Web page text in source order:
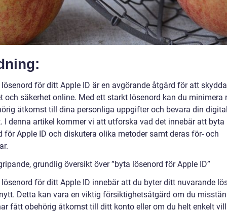
för ditt Apple ID är en avgörande åtgärd för att
och säkerhet online. Med ett starkt lösenord kan du minimera
åtkomst till dina personliga uppgifter och bevara din
I denna artikel kommer vi att utforska vad det innebär att byta
för Apple ID och diskutera olika metoder samt deras för- och
grundlig översikt över ”byta lösenord för Apple ID”
för ditt Apple ID innebär att du byter ditt nuvarande
Detta kan vara en viktig försiktighetsåtgärd om du
fått obehörig åtkomst till ditt konto eller om du helt enkelt